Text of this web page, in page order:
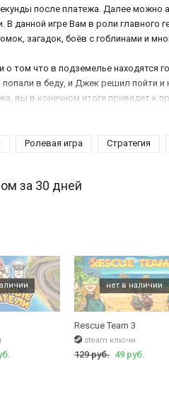
после платежа. Далее можно
данной игре Вам в роли
загадок, боёв с гоблинами и
том что в подземелье находятся
в беду, и Джек решил пойти
вы в конечном итоге приведет к
Ролевая игра Стратегия
за 30 дней
Rescue Team 3
steam ключи
129 руб. 49 руб.